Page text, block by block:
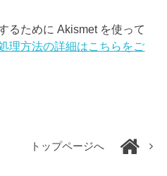
るために Akismet を使って
理方法の詳細はこちらをご
トップページへ